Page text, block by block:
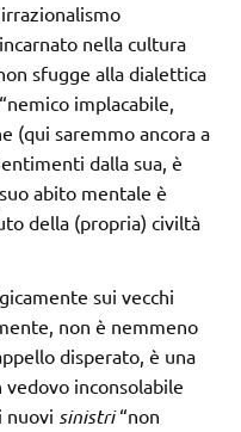
nella cultura
sfugge alla dialettica
implacabile,
(qui saremmo ancora a
dalla sua, è
abito mentale è
della (propria) civiltà
sui vecchi
non è nemmeno
disperato, è una
inconsolabile
nuovi sinistri“non